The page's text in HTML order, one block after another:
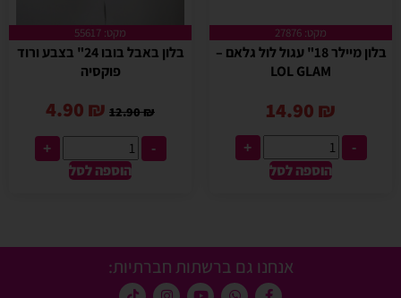
מקט: 27876
בלון מיילר 18" עגול לול גלאם –
LOL GLAM
14.90 ₪
-
+
הוספה לסל
מקט: 55617
בלון באבל בובו 24" בצבע ורוד
פוקסיה
12.90₪
4.90 ₪
-
+
הוספה לסל
אנחנו גם ברשתות חברתיות: